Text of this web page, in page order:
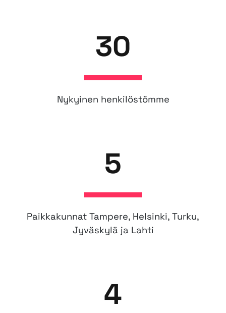
30
Nykyinen henkilöstömme
5
Paikkakunnat Tampere, Helsinki, Turku,
Jyväskylä ja Lahti
4